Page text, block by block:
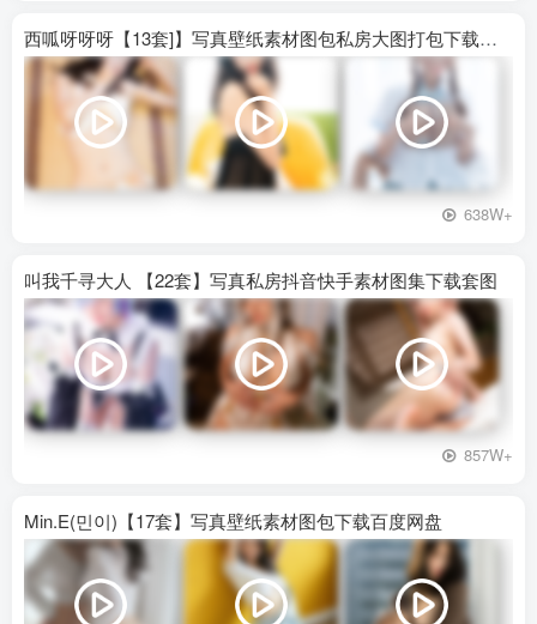
西呱呀呀呀【13套]】写真壁纸素材图包私房大图打包下载百度网盘
638W+
叫我千寻大人 【22套】写真私房抖音快手素材图集下载套图
857W+
Min.E(민이)【17套】写真壁纸素材图包下载百度网盘